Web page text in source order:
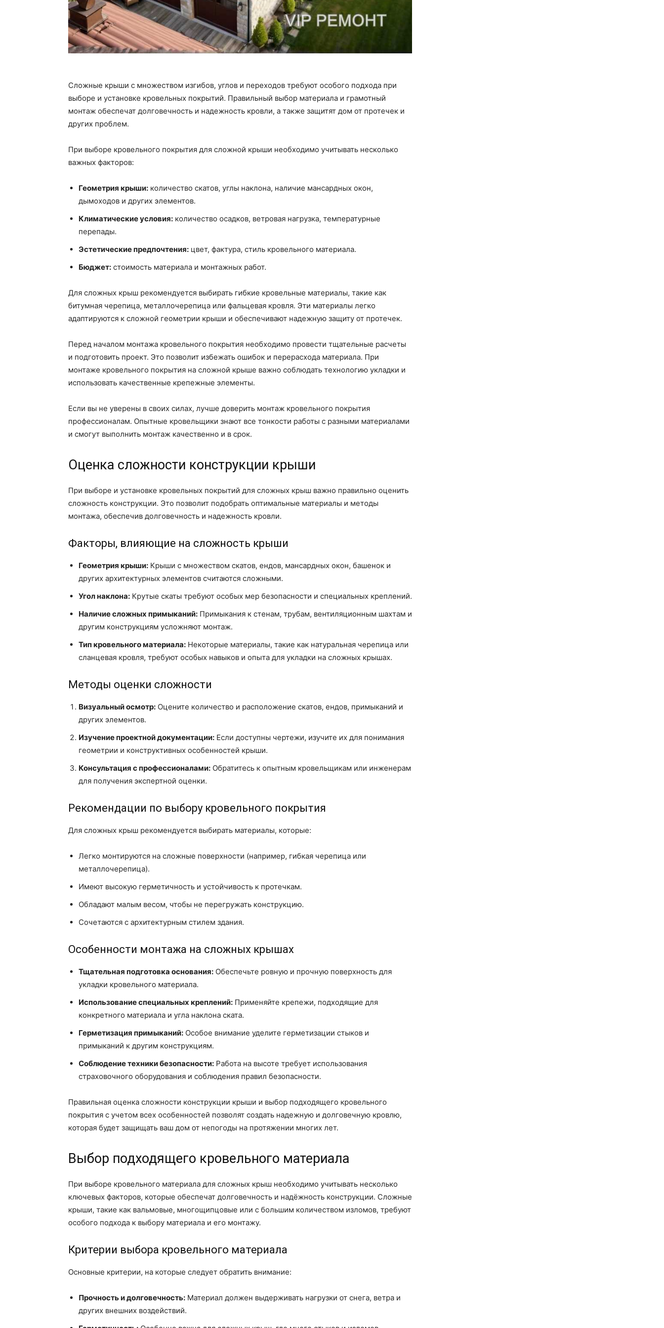
Сложные крыши с множеством изгибов, углов и переходов требуют особого подхода при
выборе и установке кровельных покрытий. Правильный выбор материала и грамотный
монтаж обеспечат долговечность и надежность кровли, а также защитят дом от протечек и
других проблем.
При выборе кровельного покрытия для сложной крыши необходимо учитывать несколько
важных факторов:
Геометрия крыши: количество скатов, углы наклона, наличие мансардных окон,
дымоходов и других элементов.
Климатические условия: количество осадков, ветровая нагрузка, температурные
перепады.
Эстетические предпочтения: цвет, фактура, стиль кровельного материала.
Бюджет: стоимость материала и монтажных работ.
Для сложных крыш рекомендуется выбирать гибкие кровельные материалы, такие как
битумная черепица, металлочерепица или фальцевая кровля. Эти материалы легко
адаптируются к сложной геометрии крыши и обеспечивают надежную защиту от протечек.
Перед началом монтажа кровельного покрытия необходимо провести тщательные расчеты
и подготовить проект. Это позволит избежать ошибок и перерасхода материала. При
монтаже кровельного покрытия на сложной крыше важно соблюдать технологию укладки и
использовать качественные крепежные элементы.
Если вы не уверены в своих силах, лучше доверить монтаж кровельного покрытия
профессионалам. Опытные кровельщики знают все тонкости работы с разными материалами
и смогут выполнить монтаж качественно и в срок.
Оценка сложности конструкции крыши
При выборе и установке кровельных покрытий для сложных крыш важно правильно оценить
сложность конструкции. Это позволит подобрать оптимальные материалы и методы
монтажа, обеспечив долговечность и надежность кровли.
Факторы, влияющие на сложность крыши
Геометрия крыши: Крыши с множеством скатов, ендов, мансардных окон, башенок и
других архитектурных элементов считаются сложными.
Угол наклона: Крутые скаты требуют особых мер безопасности и специальных креплений.
Наличие сложных примыканий: Примыкания к стенам, трубам, вентиляционным шахтам и
другим конструкциям усложняют монтаж.
Тип кровельного материала: Некоторые материалы, такие как натуральная черепица или
сланцевая кровля, требуют особых навыков и опыта для укладки на сложных крышах.
Методы оценки сложности
Визуальный осмотр: Оцените количество и расположение скатов, ендов, примыканий и
других элементов.
Изучение проектной документации: Если доступны чертежи, изучите их для понимания
геометрии и конструктивных особенностей крыши.
Консультация с профессионалами: Обратитесь к опытным кровельщикам или инженерам
для получения экспертной оценки.
Рекомендации по выбору кровельного покрытия
Для сложных крыш рекомендуется выбирать материалы, которые:
Легко монтируются на сложные поверхности (например, гибкая черепица или
металлочерепица).
Имеют высокую герметичность и устойчивость к протечкам.
Обладают малым весом, чтобы не перегружать конструкцию.
Сочетаются с архитектурным стилем здания.
Особенности монтажа на сложных крышах
Тщательная подготовка основания: Обеспечьте ровную и прочную поверхность для
укладки кровельного материала.
Использование специальных креплений: Применяйте крепежи, подходящие для
конкретного материала и угла наклона ската.
Герметизация примыканий: Особое внимание уделите герметизации стыков и
примыканий к другим конструкциям.
Соблюдение техники безопасности: Работа на высоте требует использования
страховочного оборудования и соблюдения правил безопасности.
Правильная оценка сложности конструкции крыши и выбор подходящего кровельного
покрытия с учетом всех особенностей позволят создать надежную и долговечную кровлю,
которая будет защищать ваш дом от непогоды на протяжении многих лет.
Выбор подходящего кровельного материала
При выборе кровельного материала для сложных крыш необходимо учитывать несколько
ключевых факторов, которые обеспечат долговечность и надёжность конструкции. Сложные
крыши, такие как вальмовые, многощипцовые или с большим количеством изломов, требуют
особого подхода к выбору материала и его монтажу.
Критерии выбора кровельного материала
Основные критерии, на которые следует обратить внимание:
Прочность и долговечность: Материал должен выдерживать нагрузки от снега, ветра и
других внешних воздействий.